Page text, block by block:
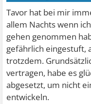
Tavor hat bei mir
allem Nachts wenn
gehen genommen
gefährlich eingestuft,
trotzdem.
vertragen, habe es
abgesetzt, um nicht
entwickeln.